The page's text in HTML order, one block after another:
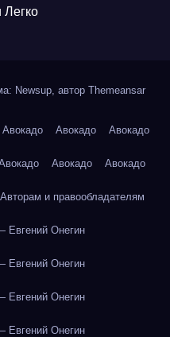
Легко
Newsup, автор Themeansar
Авокадо Авокадо Авокадо
Авокадо Авокадо
Авторам и правообладателям
Евгений Онегин
Евгений Онегин
Евгений Онегин
Евгений Онегин